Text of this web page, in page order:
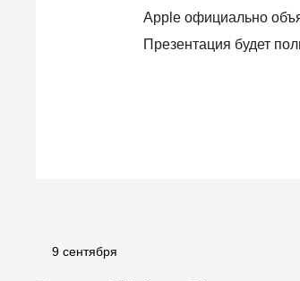
Apple официально
Презентация будет
9 сентября